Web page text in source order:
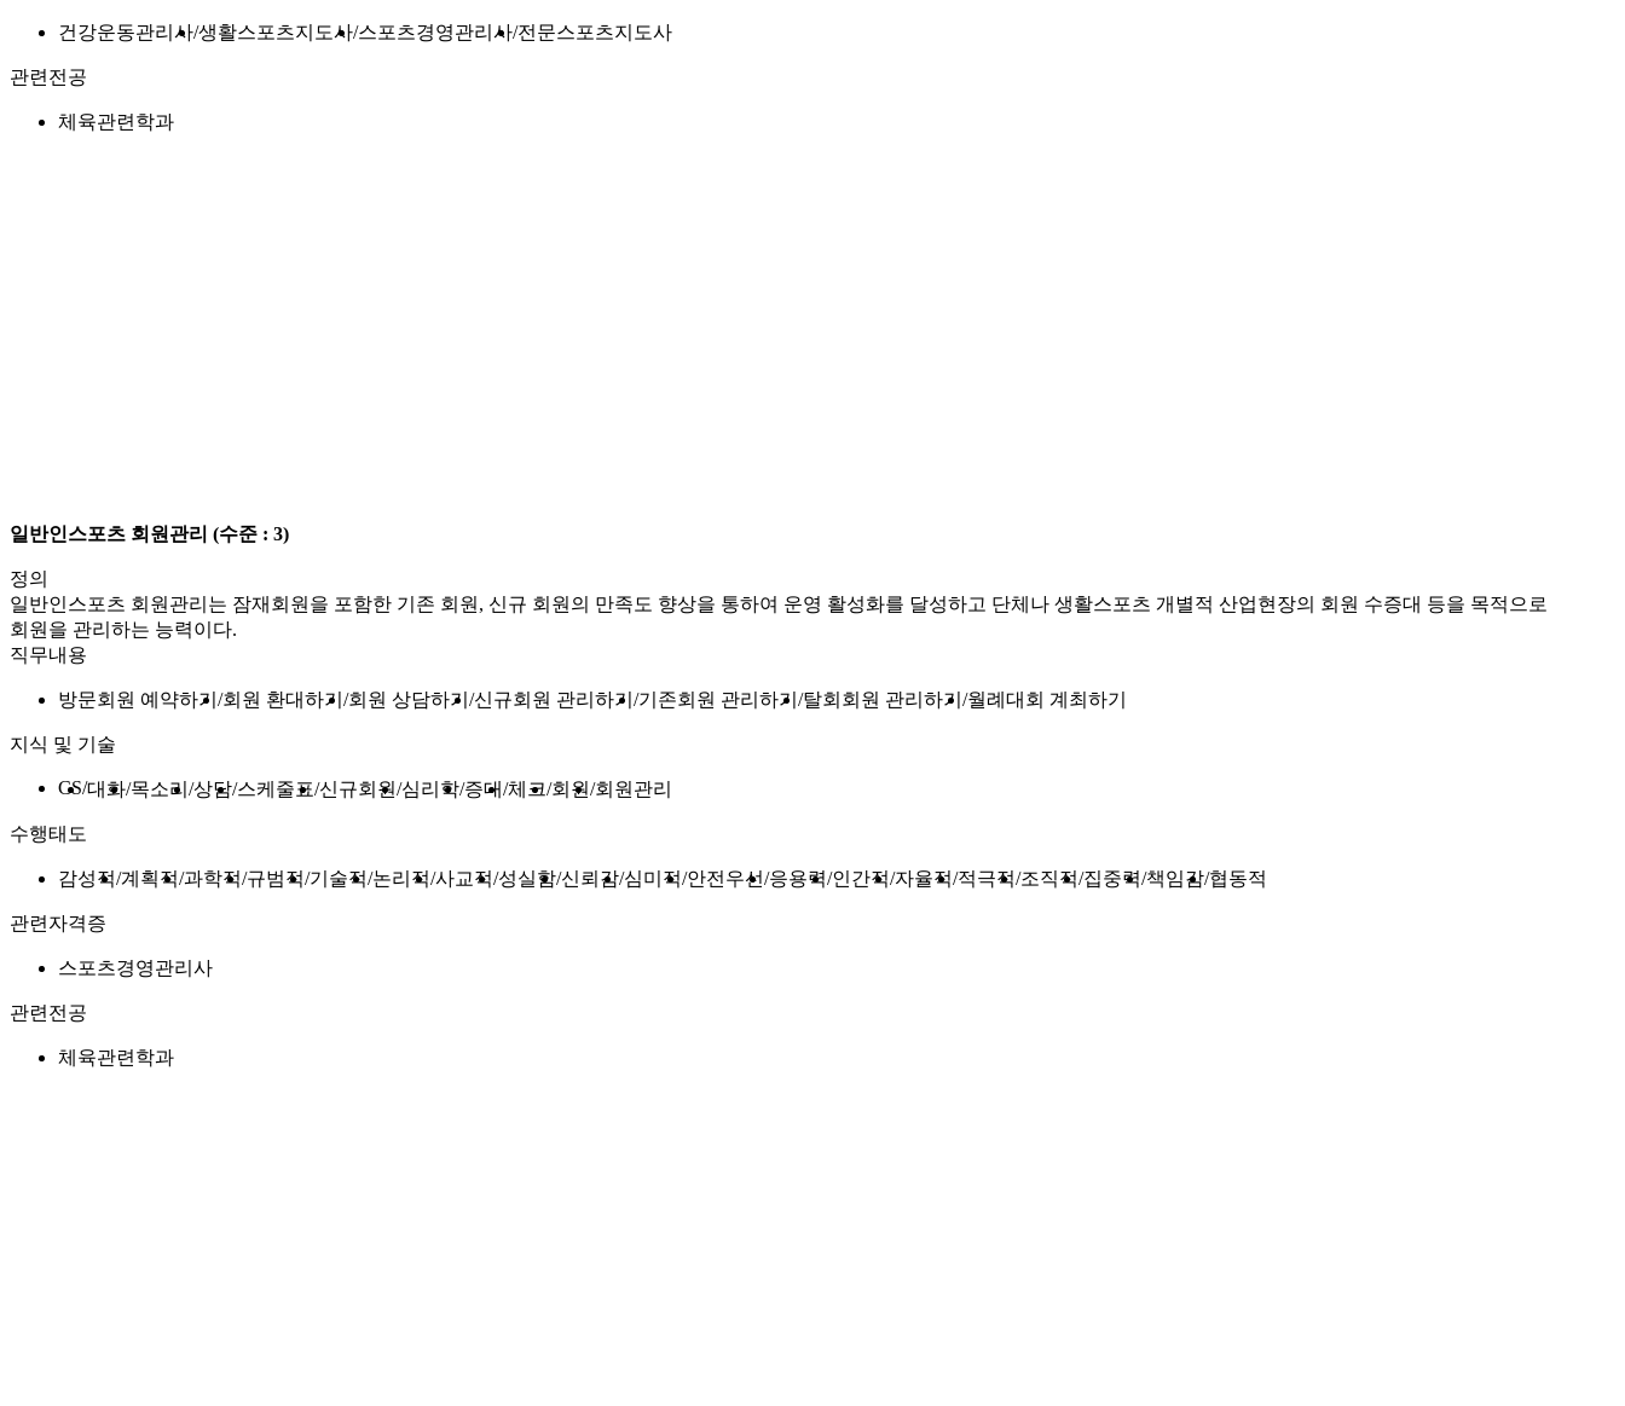
건강운동관리사 생활스포츠지도사 스포츠경영관리사 전문스포츠지도사
관련전공
체육관련학과
일반인스포츠 회원관리 (수준 : 3)
정의
일반인스포츠 회원관리는 잠재회원을 포함한 기존 회원, 신규 회원의 만족도 향상을 통하여 운영 활성화를 달성하고 단체나 생활스포츠 개별적 산업현장의 회원 수증대 등을 목적으로
회원을 관리하는 능력이다.
직무내용
방문회원 예약하기 회원 환대하기 회원 상담하기 신규회원 관리하기 기존회원 관리하기 탈회회원 관리하기 월례대회 계최하기
지식 및 기술
CS 대화 목소리 상담 스케줄표 신규회원 심리학 증대 체크 회원 회원관리
수행태도
감성적 계획적 과학적 규범적 기술적 논리적 사교적 성실함 신뢰감 심미적 안전우선 응용력 인간적 자율적 적극적 조직적 집중력 책임감 협동적
관련자격증
스포츠경영관리사
관련전공
체육관련학과